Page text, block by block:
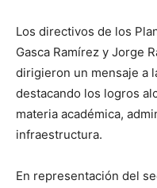
Los directivos de los
Gasca Ramírez y Jorge
dirigieron un mensaje a
destacando los logros
materia académica,
infraestructura.
En representación del